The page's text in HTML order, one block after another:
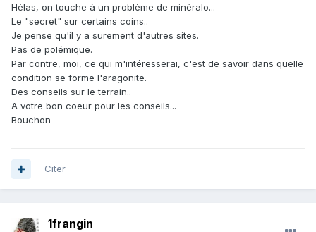
Hélas, on touche à un problème de minéralo...
Le "secret" sur certains coins..
Je pense qu'il y a surement d'autres sites.
Pas de polémique.
Par contre, moi, ce qui m'intéresserai, c'est de savoir dans quelle
condition se forme l'aragonite.
Des conseils sur le terrain..
A votre bon coeur pour les conseils...
Bouchon
Citer
1frangin